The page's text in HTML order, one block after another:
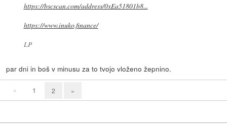
https://bscscan.com/address/0xEa51801b8...
https://www.inuko.finance/
LP
par dni in boš v minusu za to tvojo vloženo žepnino.
« 1 2 »